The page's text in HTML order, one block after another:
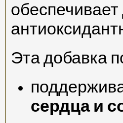
Эта добавка
сердца и